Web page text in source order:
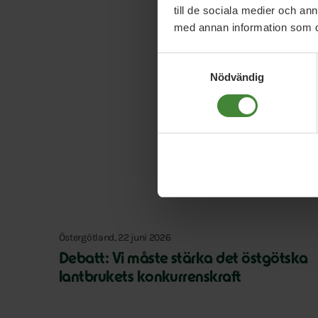
till de sociala medier och
med annan information som
Nödvändig
Östergötland, 22 juni 2026
Debatt: Vi måste stärka det östgötska
lantbrukets konkurrenskraft